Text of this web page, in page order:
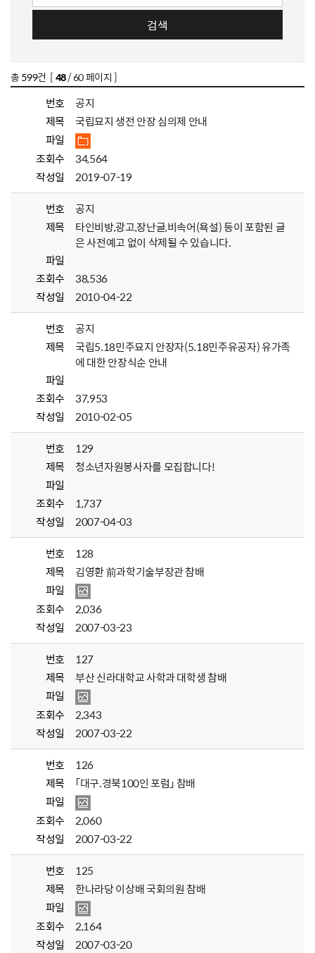
검색
총 599건 [48/ 60 페이지 ]
번호
공지
제목
국립묘지 생전 안장 심의제 안내
파일
조회수
34,564
작성일
2019-07-19
번호
공지
제목
타인비방,광고,장난글,비속어(욕설) 등이 포함된 글
은 사전예고 없이 삭제될 수 있습니다.
파일
조회수
38,536
작성일
2010-04-22
번호
공지
제목
국립5.18민주묘지 안장자(5.18민주유공자) 유가족
에 대한 안장식순 안내
파일
조회수
37,953
작성일
2010-02-05
번호
129
제목
청소년자원봉사자를 모집합니다!
파일
조회수
1,737
작성일
2007-04-03
번호
128
제목
김영환 前과학기술부장관 참배
파일
조회수
2,036
작성일
2007-03-23
번호
127
제목
부산 신라대학교 사학과 대학생 참배
파일
조회수
2,343
작성일
2007-03-22
번호
126
제목
「대구.경북100인 포럼」 참배
파일
조회수
2,060
작성일
2007-03-22
번호
125
제목
한나라당 이상배 국회의원 참배
파일
조회수
2,164
작성일
2007-03-20